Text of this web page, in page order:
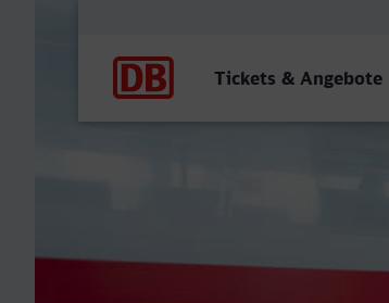
Tickets & Angebote
Baden-Baden -